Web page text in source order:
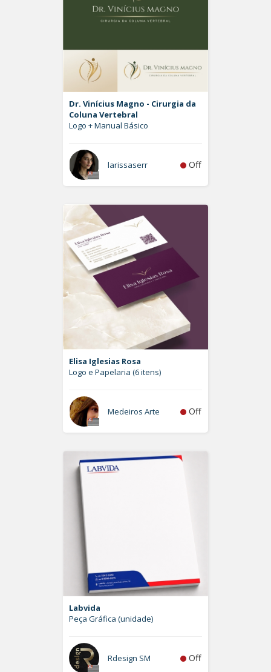
Dr. Vinícius Magno - Cirurgia da
Coluna Vertebral
Logo + Manual Básico
larissaserr Off
Elisa Iglesias Rosa
Logo e Papelaria (6 itens)
Medeiros Arte Off
Labvida
Peça Gráfica (unidade)
Rdesign SM Off